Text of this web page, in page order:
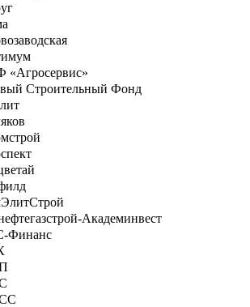
«Агросервис»
Строительный Фонд
Академинвест
Финанс